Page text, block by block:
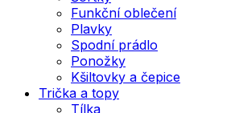
Funkční oblečení
Plavky
Spodní prádlo
Ponožky
Kšiltovky a čepice
Trička a topy
Tílka